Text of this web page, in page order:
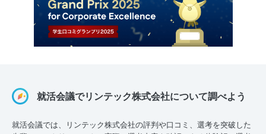
就活会議でリンテック株式会社について調べよう
就活会議では、リンテック株式会社の評判や口コミ、選考を突破した